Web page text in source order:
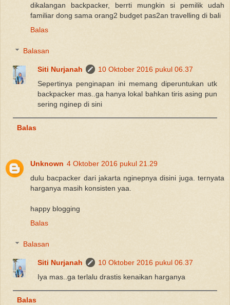
dikalangan backpacker, berrti mungkin si pemilik udah
familiar dong sama orang2 budget pas2an travelling di bali
Balas
Balasan
Siti Nurjanah
10 Oktober 2016 pukul 06.37
Sepertinya penginapan ini memang diperuntukan utk
backpacker mas..ga hanya lokal bahkan tiris asing pun
sering nginep di sini
Balas
Unknown 4 Oktober 2016 pukul 21.29
dulu bacpacker dari jakarta nginepnya disini juga. ternyata
harganya masih konsisten yaa.
happy blogging
Balas
Balasan
Siti Nurjanah
10 Oktober 2016 pukul 06.37
Iya mas..ga terlalu drastis kenaikan harganya
Balas